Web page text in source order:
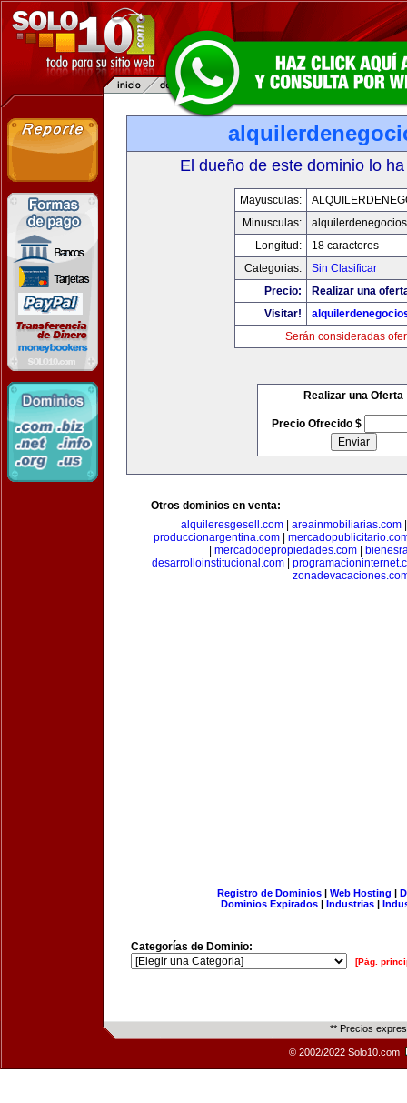
El dueño de este dominio lo
Mayusculas:
Minusculas:
Longitud:
18 caracteres
Categorias:
Sin Clasificar
Precio:
Realizar una
Visitar!
Serán consideradas
Realizar una Oferta
Precio Ofrecido $
Otros dominios en venta:
alquileresgesell.com
areainmobiliarias.com
produccionargentina.com|
mercadodepropiedades.com
desarrolloinstitucional.com
Registro de Dominios| Web Hosting |
Dominios Expirados | Industrias |
Categorías de Dominio:
[Pág.
** Precios
© 2002/2022 Solo10.com